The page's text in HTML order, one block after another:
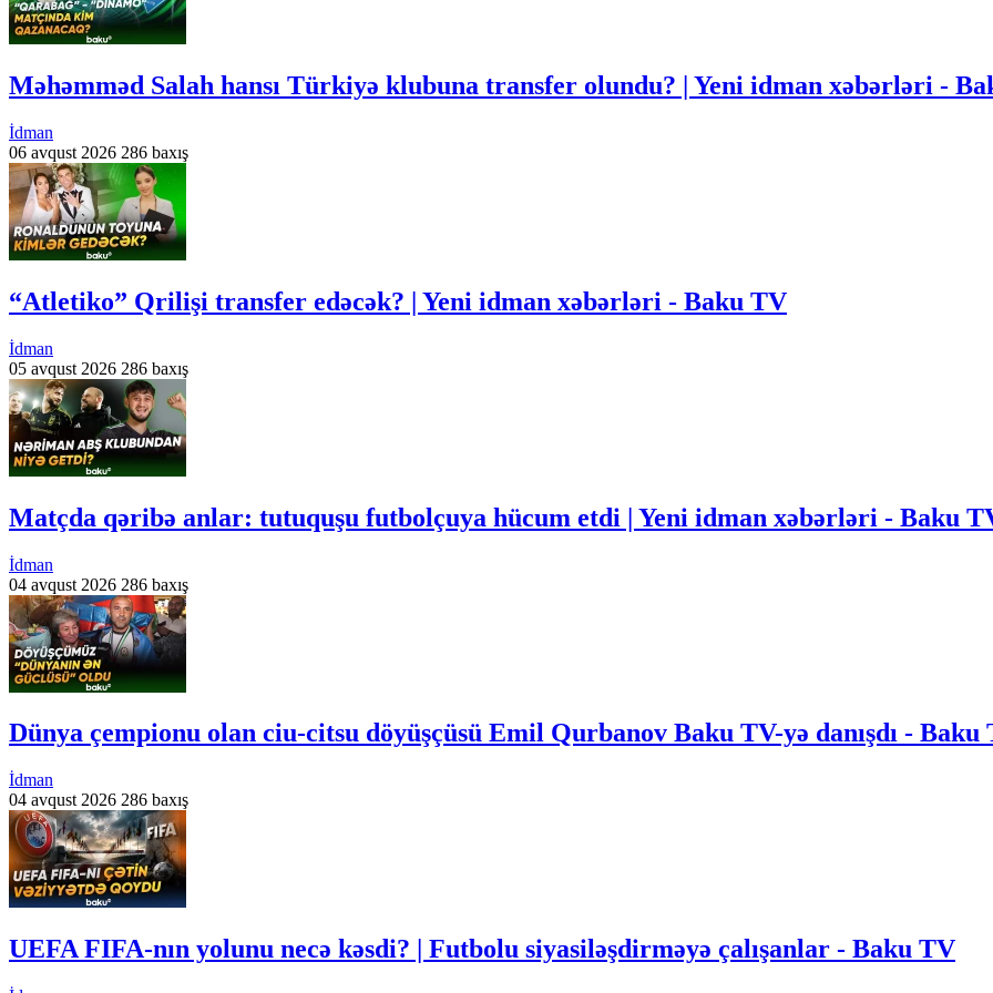
Məhəmməd Salah hansı Türkiyə klubuna transfer olundu? | Yeni idman xəbərləri -
İdman
06 avqust 2026 286 baxış
“Atletiko” Qrilişi transfer edəcək? | Yeni idman xəbərləri - Baku TV
İdman
05 avqust 2026 286 baxış
Matçda qəribə anlar: tutuquşu futbolçuya hücum etdi | Yeni idman xəbərləri - Baku
İdman
04 avqust 2026 286 baxış
Dünya çempionu olan ciu-citsu döyüşçüsü Emil Qurbanov Baku TV-yə danışdı - Baku
İdman
04 avqust 2026 286 baxış
UEFA FIFA-nın yolunu necə kəsdi? | Futbolu siyasiləşdirməyə çalışanlar - Baku TV